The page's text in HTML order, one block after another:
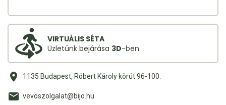
VIRTUÁLIS SÉTA
Üzletünk bejárása 3D-ben
1135 Budapest, Róbert Károly körút 96-100.
vevoszolgalat@bijo.hu